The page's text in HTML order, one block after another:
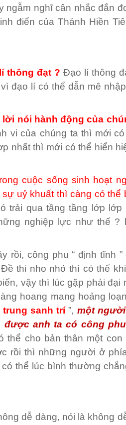
nghĩ cân nhắc đắn
điển của Thánh Hiền
thông đạt ? Đạo lí thông
đạo lí có thể dẫn mê
nói hành động của
vi của chúng ta thì mới
nhất thì mới có thể hiển
cuộc sống sinh hoạt
uỷ khuất thì càng có thể
trải qua tầng tầng lớp
nghiệp lực như thế ?
công phu “ định tĩnh
thi nho nhỏ thì có thể
vậy thì lúc gặp phải đại
hoang mang hoảng
trung sanh trí”, một
anh ta có công
thể cho bản thân một
rồi thì những người ở
thể lúc bình thường
dễ dàng, nói là không